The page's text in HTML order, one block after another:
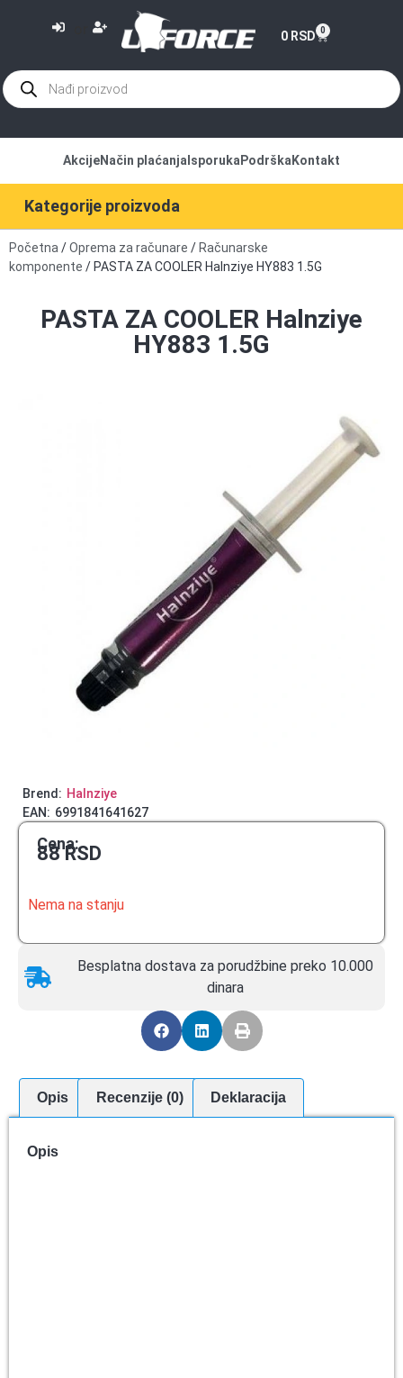
0 RSD 0
Kategorije proizvoda
AkcijeNačin plaćanja Isporuka Podrška Kontakt
Početna /Oprema za računare / Računarske
komponente / PASTA ZA COOLER Halnziye HY883 1.5G
PASTA ZA COOLER Halnziye
HY883 1.5G
Brend: Halnziye
EAN: 6991841641627
Cena:
88RSD
Nema na stanju
Besplatna dostava za porudžbine preko 10.000
dinara
Opis Recenzije (0) Deklaracija
Opis